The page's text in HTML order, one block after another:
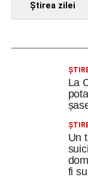
Ştirea zilei
La
Un
fi